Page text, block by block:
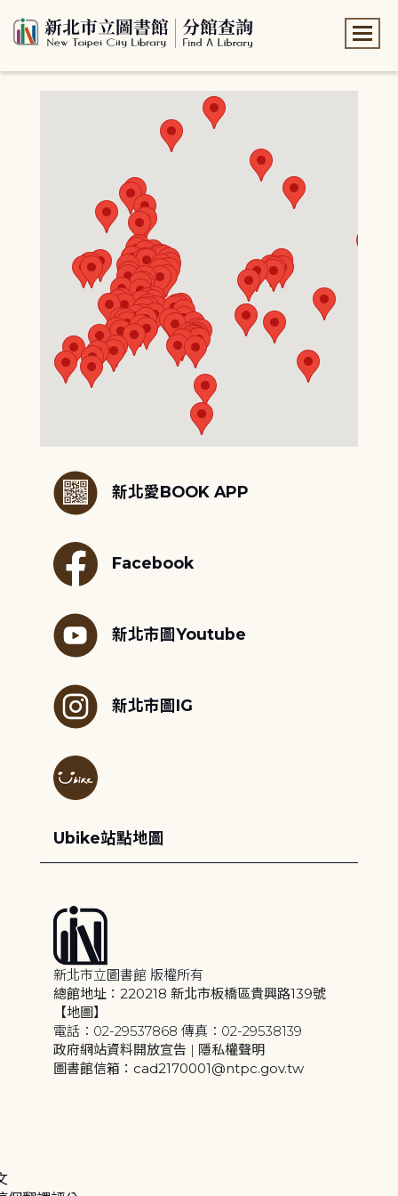
新北愛BOOK APP
Facebook
新北市圖Youtube
新北市圖IG
Ubike站點地圖
新北市立圖書館 版權所有
總館地址：220218 新北市板橋區貴興路139號
【地圖】
電話：02-29537868 傳真：02-29538139
政府網站資料開放宣告 | 隱私權聲明
圖書館信箱：cad2170001@ntpc.gov.tw